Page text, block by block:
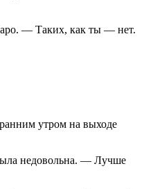
— Таких, как ты — нет.
утром на выходе
недовольна. — Лучше